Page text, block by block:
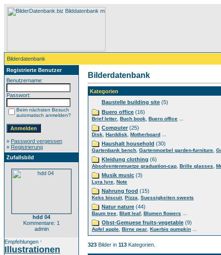
Bilderdatenbank
Registrierte Benutzer
Benutzername:
Passwort:
Beim nächsten Besuch
automatisch anmelden?
» Password vergessen
» Registrierung
Zufallsbild
hdd 04
Kommentare: 1
admin
Empfehlungen *
Illustrationen
Bilderdatenbank
Kategorien
Baustelle building site (5)
Buero office (16)
Brief letter Buch book Buero office
Computer(25)
Disk Harddisk Motherboard
Haushalt household (30)
Gartenbank bench Gartenmoebel garden-furniture
Kleidung clothing (6)
Absolventenmuetze graduation-cap Brille glasses
Musik music (3)
Lyra lyre Note
Nahrung food (15)
Keks biscuit, Pizza Suessigkeiten sweets
Natur nature (44)
Baum tree Blatt leaf, Blumen flowers
Obst-Gemuese fruits-vegetable (9)
Apfel apple Birne pear Kuerbis pumpkin
323 Bilder in 113 Kategorien.